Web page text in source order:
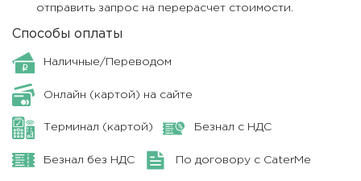
отправить запрос на перерасчет стоимости.
Способы оплаты
Наличные/Переводом
Онлайн (картой) на сайте
Терминал (картой) Безнал с НДС
Безнал без НДС По договору с CaterMe